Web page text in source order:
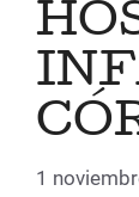
1